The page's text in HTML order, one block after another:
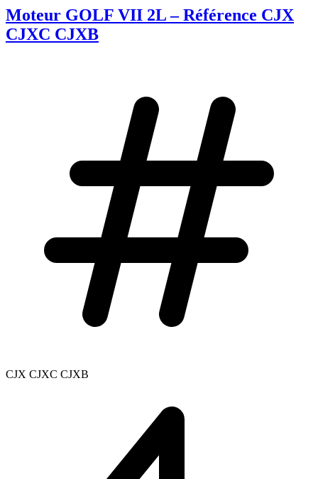
Moteur GOLF VII 2L – Référence CJX
CJXC CJXB
CJX CJXC CJXB